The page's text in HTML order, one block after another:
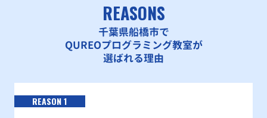
REASONS
千葉県船橋市で
QUREOプログラミング教室が
選ばれる理由
REASON 1